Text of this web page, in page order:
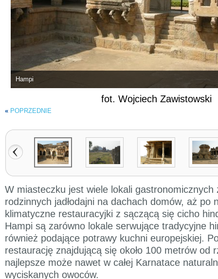
Hampi
fot. Wojciech Zawistowski
« POPRZEDNIE
W miasteczku jest wiele lokali gastronomicznych
rodzinnych jadłodajni na dachach domów, aż po
klimatyczne restauracyjki z sączącą się cicho
Hampi są zarówno lokale serwujące tradycyjne
również podające potrawy kuchni europejskiej.
restaurację znajdującą się około 100 metrów od
najlepsze może nawet w całej Karnatace
wyciskanych owoców.